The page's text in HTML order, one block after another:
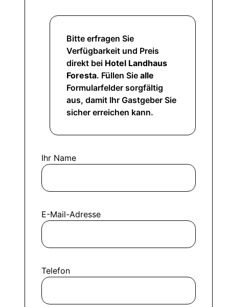
Bitte erfragen Sie
Verfügbarkeit und Preis
direkt bei Hotel Landhaus
Foresta. Füllen Sie alle
Formularfelder sorgfältig
aus, damit Ihr Gastgeber Sie
sicher erreichen kann.
Ihr Name
E-Mail-Adresse
Telefon